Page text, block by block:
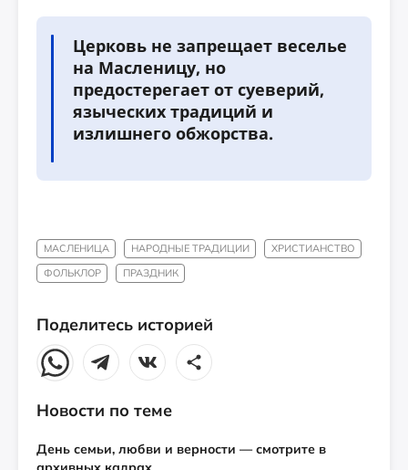
Церковь не запрещает веселье
на Масленицу, но
предостерегает от суеверий,
языческих традиций и
излишнего обжорства.
МАСЛЕНИЦА НАРОДНЫЕ ТРАДИЦИИ
ХРИСТИАНСТВО
ФОЛЬКЛОР
ПРАЗДНИК
Поделитесь историей
Новости по теме
День семьи, любви и верности — смотрите в